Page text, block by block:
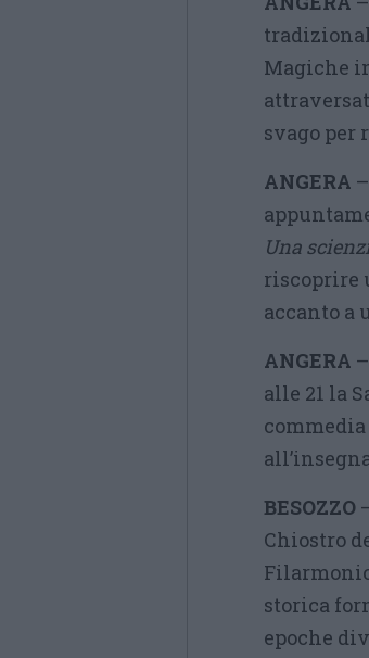
Magiche
svago per
ANGERA
Una
riscoprire
accanto
ANGERA
alle 21 la
BESOZZO
Chiostro
storica
epoche